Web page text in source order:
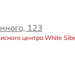
123
центра White